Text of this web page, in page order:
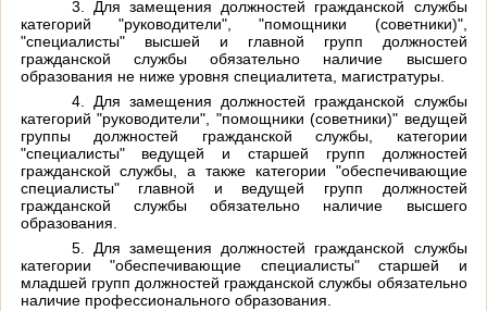
3. Для замещения должностей гражданской службы
категорий "руководители", "помощники (советники)",
"специалисты" высшей и главной групп должностей
гражданской службы обязательно наличие высшего
образования не ниже уровня специалитета, магистратуры.
4. Для замещения должностей гражданской службы
категорий "руководители", "помощники (советники)" ведущей
группы должностей гражданской службы, категории
"специалисты" ведущей и старшей групп должностей
гражданской службы, а также категории "обеспечивающие
специалисты" главной и ведущей групп должностей
гражданской службы обязательно наличие высшего
образования.
5. Для замещения должностей гражданской службы
категории "обеспечивающие специалисты" старшей и
младшей групп должностей гражданской службы обязательно
наличие профессионального образования.